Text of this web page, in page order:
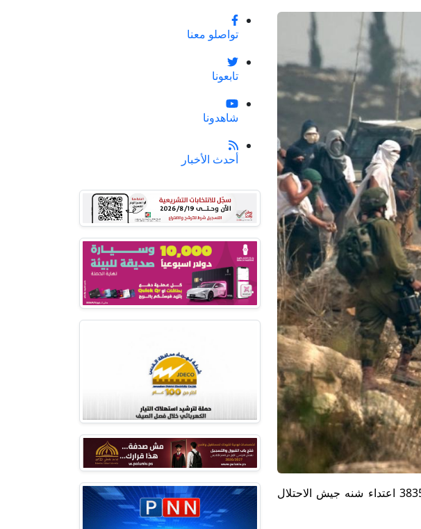
رام الله -PNN- أعلنت هيئة مقاومة الجدار والاستيطان، اليوم الأحد، أنها رصدت ما مجموعه 38359 اعتداء شنه جيش الاحتلال
تواصلو معنا
تابعونا
شاهدونا
أحدث الأخبار